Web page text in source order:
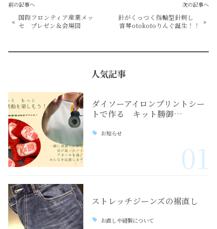
前の記事へ
« 国際フロンティア産業メッ
セ プレゼン＆会場図
次の記事へ
針がくっつく指輪型針刺し
音琴otokotoりんぐ誕生！！
»
人気記事
ダイソーアイロンプリントシー
トで作る キット勝御…
お知らせ
01
ストレッチジーンズの裾直し
お直しや縫製について